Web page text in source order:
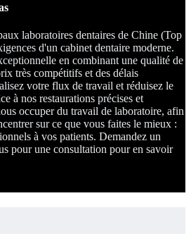
laboratoires dentaires de Chine (Top
d'un cabinet dentaire moderne.
en combinant une qualité de
très compétitifs et des délais
votre flux de travail et réduisez le
à nos restaurations précises et
occuper du travail de laboratoire, afin
sur ce que vous faites le mieux :
à vos patients. Demandez un
pour une consultation pour en savoir